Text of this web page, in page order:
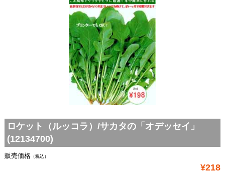
ロケット（ルッコラ）/サカタの「オデッセイ」
(12134700)
販売価格（税込）
¥218